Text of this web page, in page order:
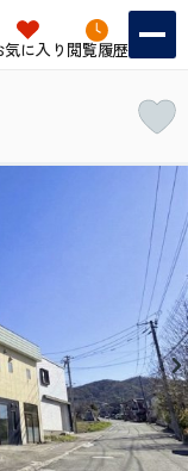
気に入り 閲覧履歴